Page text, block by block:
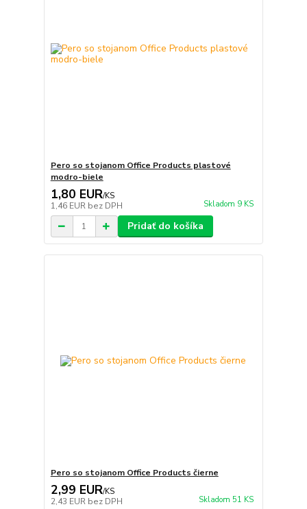
Pero so stojanom Office Products plastové
modro-biele
1,80 EUR/KS
1,46 EUR bez DPH Skladom 9 KS
Pridať do košíka
Pero so stojanom Office Products čierne
2,99 EUR/KS
2,43 EUR bez DPH Skladom 51 KS